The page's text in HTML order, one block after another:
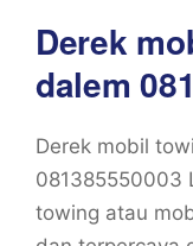
Derek
dalem
Derek mobil
081385550003
towing atau